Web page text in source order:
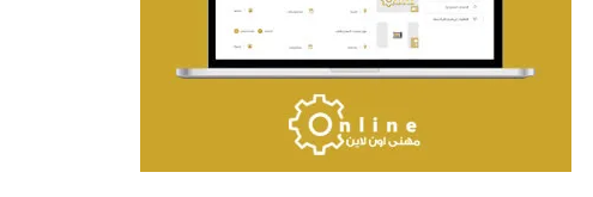
التفاصيل